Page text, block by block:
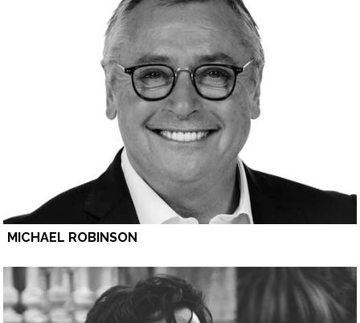
MICHAEL ROBINSON